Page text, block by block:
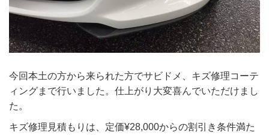
今回本土の方から来られた方でサビドメ、キズ修理コーテ
ィングまで行いました。仕上がり大変喜んでいただけまし
た。
キズ修理見積もりは、定価¥28,000からの割引き条件満た